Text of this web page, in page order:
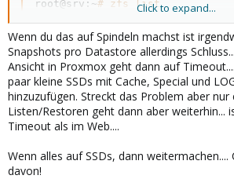
root@srv:~# zfs list
NAME               USED  AVAIL
rpool 5.09T 19.3T
rpool/ROOT 5 .09T 19.3T
rpool/ROOT/pbs-1
.09T
root@srv:~# zfs create rpool/backup-
und dann einen neuen Datastore erstellen in
Click to expand...
Wenn du das auf Spindeln machst ist
Snapshots pro Datastore allerdings
Ansicht in Proxmox geht dann auf
paar kleine SSDs mit Cache, Special und
hinzuzufügen. Streckt das Problem aber nur
Listen/Restoren geht dann aber weiterhin...
Timeout als im Web....
Wenn alles auf SSDs, dann weitermachen....
davon!